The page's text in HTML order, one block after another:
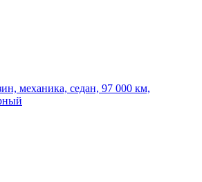
механика, седан, 97 000 км,